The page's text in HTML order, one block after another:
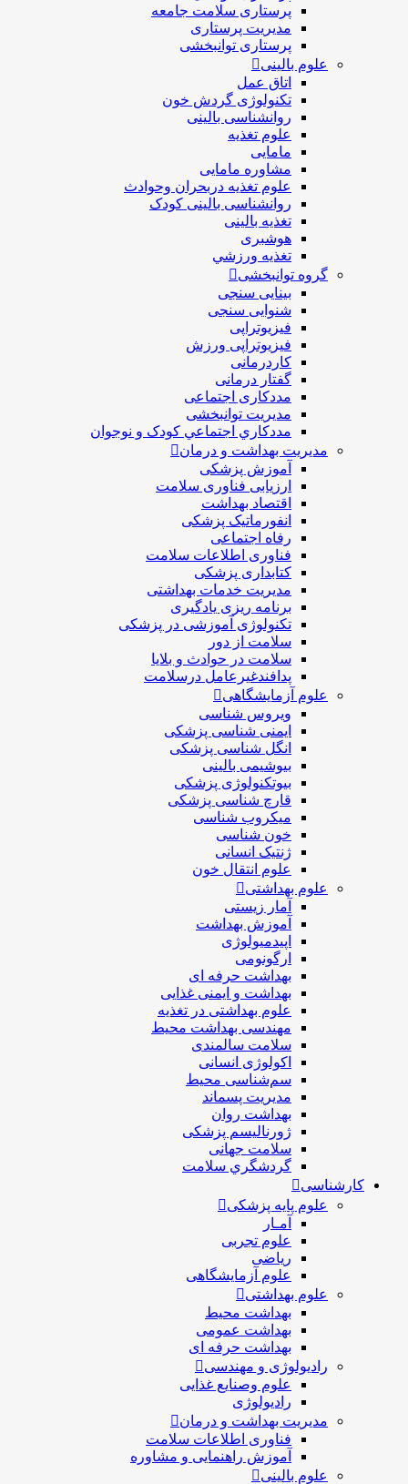
پرستاری سلامت جامعه
مدیریت پرستاری
پرستاری توانبخشی
علوم بالینی
اتاق عمل
تکنولوژی گردش خون
روانشناسی بالینی
علوم تغذیه
مامایی
مشاوره مامایی
علوم تغذیه دربحران وحوادث
روانشناسی بالینی کودک
تغذیه بالینی
هوشبری
تغذيه ورزشي
گروه توانبخشی
بینایی سنجی
شنوایی سنجی
فیزیوتراپی
فیزیوتراپی ورزش
کاردرمانی
گفتار درمانی
مددکاری اجتماعی
مديريت توانبخشی
مددکاري اجتماعي کودک و نوجوان
مدیریت بهداشت و درمان
آموزش پزشکی
ارزیابی فناوری سلامت
اقتصاد بهداشت
انفورماتیک پزشکی
رفاه اجتماعی
فناوری اطلاعات سلامت
کتابداری پزشکی
مديريت خدمات بهداشتی
برنامه ریزی یادگیری
تکنولوژی آموزشی در پزشکی
سلامت از دور
سلامت در حوادث و بلایا
پدافندغیرعامل درسلامت
علوم آزمایشگاهی
ویروس شناسی
ایمنی شناسی پزشكی
انگل شناسی پزشکی
بیوشیمی بالینی
بیوتکنولوژی پزشکی
قارچ شناسی پزشکی
ميكروب شناسی
خون شناسی
ژنتیک انسانی
علوم انتقال خون
علوم بهداشتی
آمار زیستی
آموزش بهداشت
اپیدمیولوژی
ارگونومی
بهداشت حرفه ای
بهداشت و ایمنی غذایی
علوم بهداشتی در تغذیه
مهندسی بهداشت محيط
سلامت سالمندی
اکولوژی انسانی
سم‌شناسی محیط
مدیریت پسماند
بهداشت روان
ژورنالیسم پزشکی
سلامت جهانی
گردشگري سلامت
کارشناسی
علوم پایه پزشکی
آمـار
علوم تجربی
ریاضی
علوم آزمایشگاهی
علوم بهداشتی
بهداشت محیط
بهداشت عمومی
بهداشت حرفه ای
رادیولوژی و مهندسی
علوم وصنایع غذایی
رادیولوژی
مدیریت بهداشت و درمان
فناوری اطلاعات سلامت
آموزش راهنمایی و مشاوره
علوم بالینی